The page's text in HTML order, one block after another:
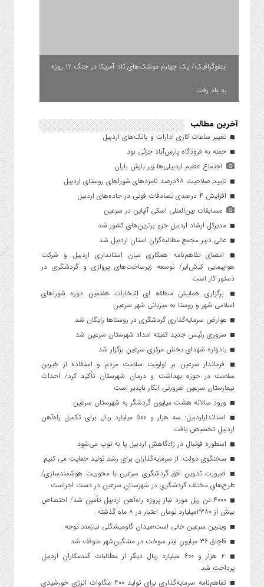
اینفوگرافیک/ یک چهارم موشک‌های تاد آمریکا در جنگ ۱۲ روزه
به باد رفت
آخرین مطالب
تغییر ساعات کاری ادارات و بانک‌های اردبیل
حمله به فرودگاه پارس‌‌آباد جزئی بود
اجتماع عظیم اردبیلی‌ها زیر بارش باران
تایید صلاحیت ۹۸درصد نامزدهای شوراهای روستای اردبیل
افزایش ۴ درصدی تصادفات فوتی در جاده‌های اردبیل
مسابقات بین‌المللی اسکی آلپاین در سرعین
مدیرکل ارشاد اردبیل جزو برترین‌های کشور شد
عالی دبیر مجمع مطالبه‌گران استان اردبیل شد
امضای تفاهم‌نامه همکاری میان استانداری اردبیل و شرکت
هواپیمایی کیش‌ایر/ توسعه زیرساخت‌های پروازی و گردشگری در
دستور کار است
برگزاری همایش منطقه ای انتخابات هفتمین دوره شوراهای
اسلامی شهر و روستا به میزبانی شهر سرعین
عوارض سرمایه‌گذاری گردشگری در روستاها رایگان شد
سروری رئیس جدید کمیته امداد شهرستان سرعین شد
یادواره شهدای بخش مرکزی سرعین برگزار شد
فرماندار سرعین بر اولویت سلامت مردم و استفاده از خیرین
سلامت در حوزه بهداشت و درمان شهرستان تأکید کرد/ احداث
بیمارستان سرعین ضرورتی انکار ناپذیر است
ورود سالانه هشت میلیون گردشگر به شهرستان سرعین
استانداراردبیل: سه هزار و ۵۰۰ میلیارد ریال برای تکمیل راه‌آهن
اردبیل تخصیص یافت
اسطوره فوتبال در زادگاهش اردبیل پا به توپ می‌شود
سخنگوی دولت: از سرمایه‌گذاران برای رشد تولید حمایت می کنیم
ضرورت تدوین افق گردشگری سرعین با محوریت هوشمندسازی/
طرح‌های مختلف گردشگری در شهرستان سرعین در دست اجراست
۴۰۰۰ تن ریل مورد نیاز پروژه راه‌آهن اردبیل تأمین شد/ اختصاص
بیش از ۲۳۸۰میلیارد تومان اعتبار در ۸ ماه گذشته
ویترین سرعین خالی است؛میدان گاومیشگلی نیازمند توجه
قاچاق ۳۶ میلیون لیتر سوخت در مشگین‌شهر متوقف شد
۲ هزار و ۶۰۰‌ میلیارد ریال دیگر از مطالبات گندمکاران اردبیل
پرداخت شد
تفاهم‌نامه سرمایه‌گذاری برای تولید ۴۰۰ مگاوات انرژی خورشیدی